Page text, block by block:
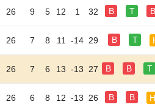
26 9 5 12 1 32 B T B
26 7 8 11 -14 29 B T
26 7 6 13 -13 27 B B T
26 6 8 12 -13 26 B B H